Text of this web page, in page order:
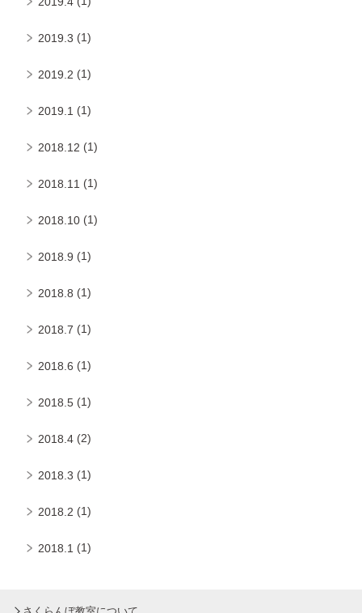
2019.3 (1)
2019.2 (1)
2019.1 (1)
2018.12 (1)
2018.11 (1)
2018.10 (1)
2018.9 (1)
2018.8 (1)
2018.7 (1)
2018.6 (1)
2018.5 (1)
2018.4 (2)
2018.3 (1)
2018.2 (1)
2018.1 (1)